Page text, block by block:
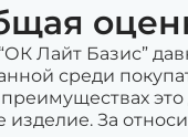
Лайт Базис”
среди
преимуществах
изделие. За